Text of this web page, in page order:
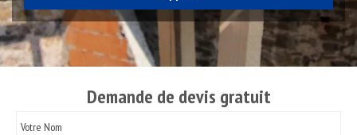
Demande de devis gratuit